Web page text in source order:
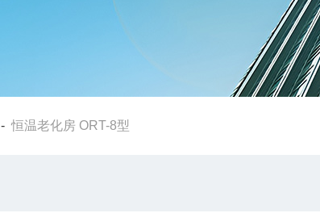
-恒温老化房 ORT-8型